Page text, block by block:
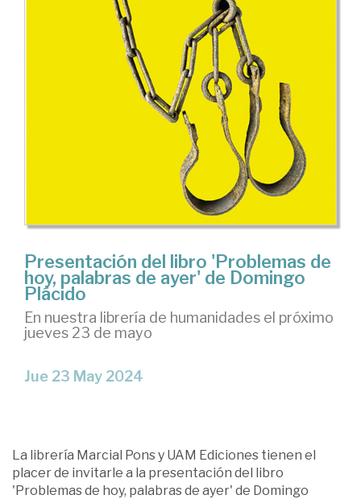
Presentación del libro 'Problemas de
hoy, palabras de ayer' de Domingo
Plácido
En nuestra librería de humanidades el próximo
jueves 23 de mayo
Jue 23 May 2024
La librería Marcial Pons y UAM Ediciones tienen el
placer de invitarle a la presentación del libro
'Problemas de hoy, palabras de ayer' de Domingo